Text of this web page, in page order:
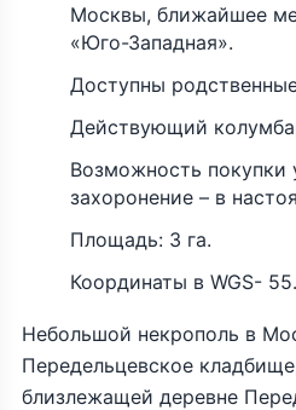
Москвы, ближайшее
«Юго-Западная».
Доступны
Действующий
Возможность покупки
захоронение – в
Площадь: 3 га.
Координаты в WGS-
Небольшой некрополь в
Передельцевское
близлежащей деревне